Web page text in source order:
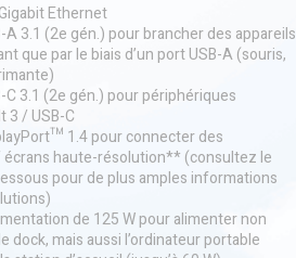
Ethernet
A 3.1 (2e gén.) pour brancher des appareils
que par le biais d’un port USB-A (souris,
C 3.1 (2e gén.) pour périphériques
3 / USB-C
1.4 pour connecter des
haute-résolution** (consultez le
pour de plus amples informations
de 125 W pour alimenter non
dock, mais aussi l’ordinateur portable